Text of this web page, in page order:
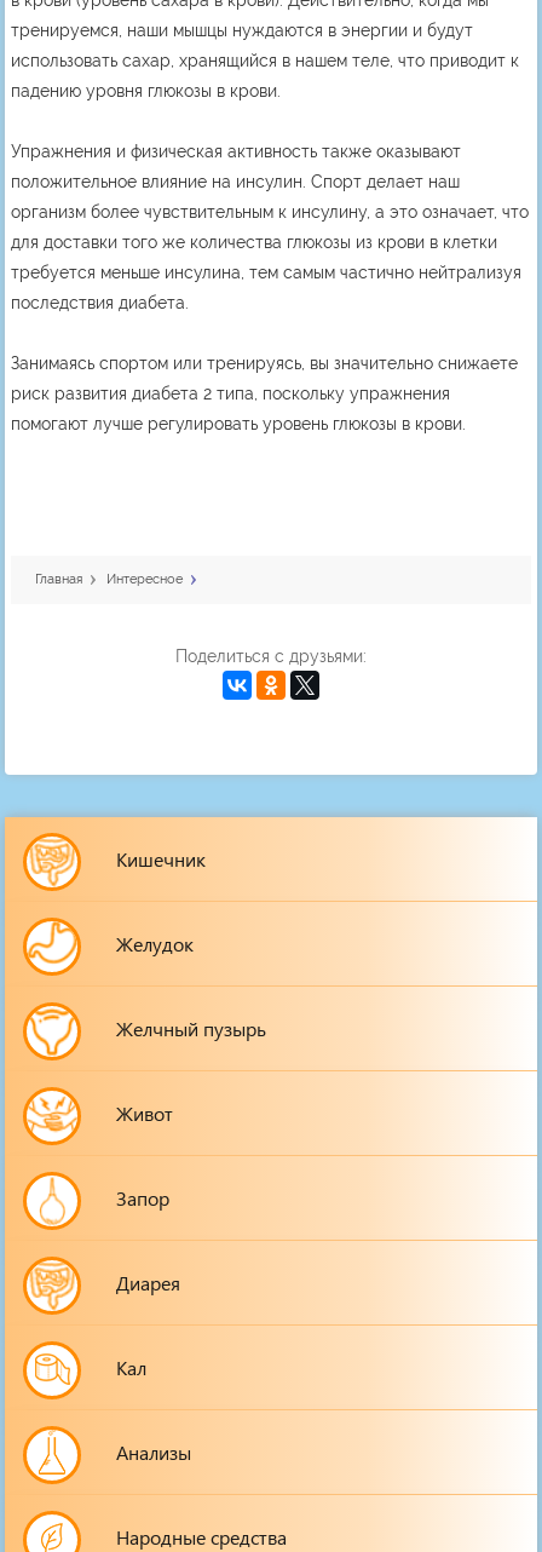
тренируемся, наши мышцы нуждаются в энергии и будут
использовать сахар, хранящийся в нашем теле, что приводит к
падению уровня глюкозы в крови.
Упражнения и физическая активность также оказывают
положительное влияние на инсулин. Спорт делает наш
организм более чувствительным к инсулину, а это означает, что
для доставки того же количества глюкозы из крови в клетки
требуется меньше инсулина, тем самым частично нейтрализуя
последствия диабета.
Занимаясь спортом или тренируясь, вы значительно снижаете
риск развития диабета 2 типа, поскольку упражнения
помогают лучше регулировать уровень глюкозы в крови.
Главная Интересное
Поделиться с друзьями:
Кишечник
Желудок
Желчный пузырь
Живот
Запор
Диарея
Кал
Анализы
Народные средства